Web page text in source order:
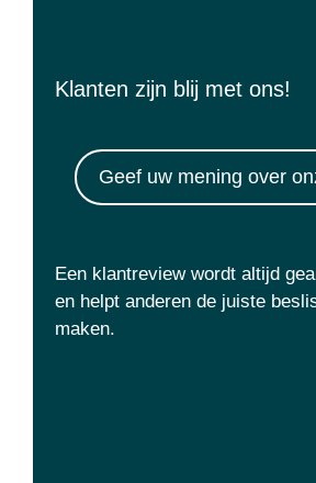
Klanten zijn blij met ons!
Geef uw mening over
Een klantreview wordt altijd
en helpt anderen de juiste
maken.